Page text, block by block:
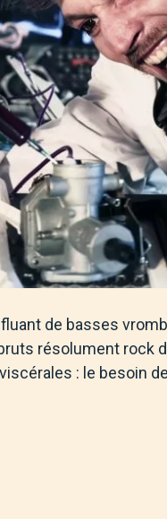
de basses
résolument rock
: le besoin